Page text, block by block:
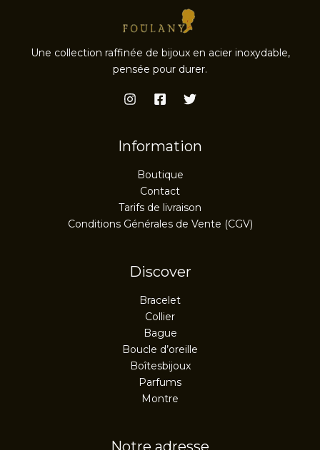
Une collection raffinée de bijoux en acier inoxydable,
pensée pour durer.
Information
Boutique
Contact
Tarifs de livraison
Conditions Générales de Vente (CGV)
Discover
Bracelet
Collier
Bague
Boucle d’oreille
Boîtesbijoux
Parfums
Montre
Notre adresse